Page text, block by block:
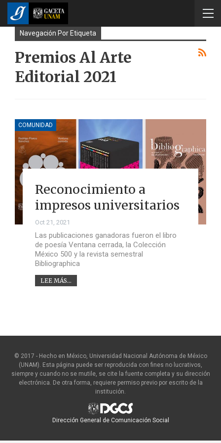
Navegación Por Etiqueta
Premios Al Arte
Editorial 2021
COMUNIDAD
Reconocimiento a
impresos universitarios
Oct 21, 2021
Las publicaciones ganadoras fueron el libro
de poesía Ventana cerrada, la Colección
México 500 y la revista semestral
Bibliographica
LEE MÁS...
© 2017 - Hecho en México, Universidad Nacional Autónoma de México
(UNAM). Esta página puede ser reproducida con fines no lucrativos,
siempre y cuando no se mutile, se cite la fuente completa y su dirección
electrónica. De otra forma, requiere permiso previo por escrito de la
institución.
Dirección General de Comunicación Social